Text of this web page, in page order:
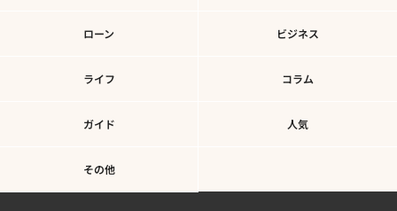
ローン ビジネス
ライフ コラム
ガイド 人気
その他